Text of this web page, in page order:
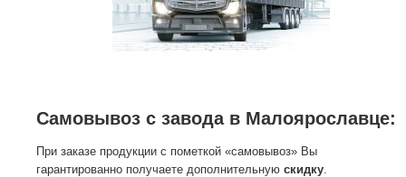
Самовывоз с завода в Малоярославце:
При заказе продукции с пометкой «самовывоз» Вы
гарантированно получаете дополнительную скидку